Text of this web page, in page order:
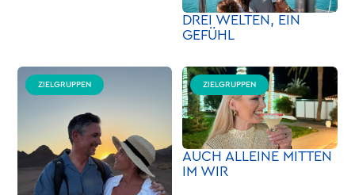
DREI WELTEN, EIN
GEFÜHL
ZIELGRUPPEN ZIELGRUPPEN
AUCH ALLEINE MITTEN
IM WIR